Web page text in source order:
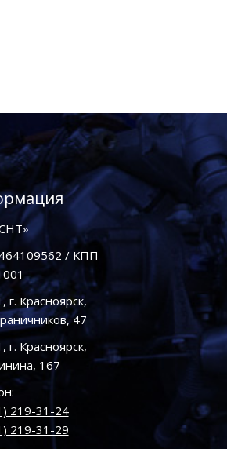
/ КПП
г. Красноярск,
47
г. Красноярск,
167
219-31-24
219-31-29